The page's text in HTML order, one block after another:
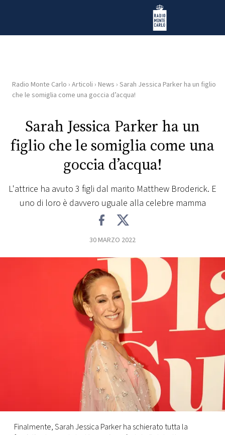
Radio Monte Carlo
HOME
RADIO
WEB
RADIO
PLAYLIST
MONACO
Radio Monte Carlo › Articoli › News › Sarah Jessica Parker ha un figlio
che le somiglia come una goccia d’acqua!
Sarah Jessica Parker ha un
figlio che le somiglia come una
goccia d’acqua!
L'attrice ha avuto 3 figli dal marito Matthew Broderick. E
uno di loro è davvero uguale alla celebre mamma
30 MARZO 2022
Finalmente, Sarah Jessica Parker ha schierato tutta la